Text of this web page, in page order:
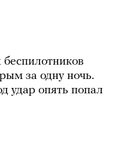
за одну ночь.
удар опять попал